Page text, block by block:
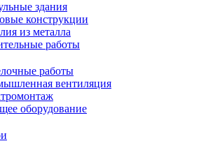
здания
конструкции
из металла
работы
работы
вентиляция
оборудование